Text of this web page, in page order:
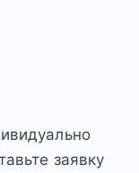
заявку